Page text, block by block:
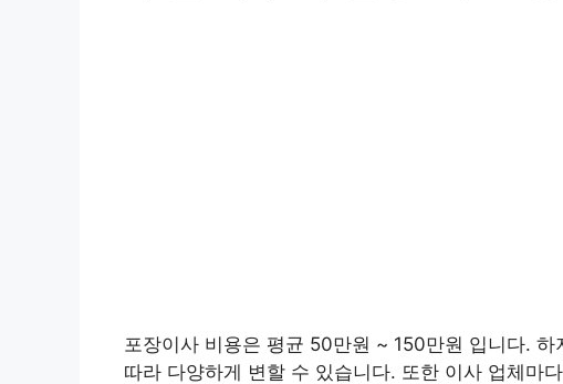
포장이사 비용은 평균 50만원 ~ 150만원 입니다.
따라 다양하게 변할 수 있습니다. 또한 이사 업체마